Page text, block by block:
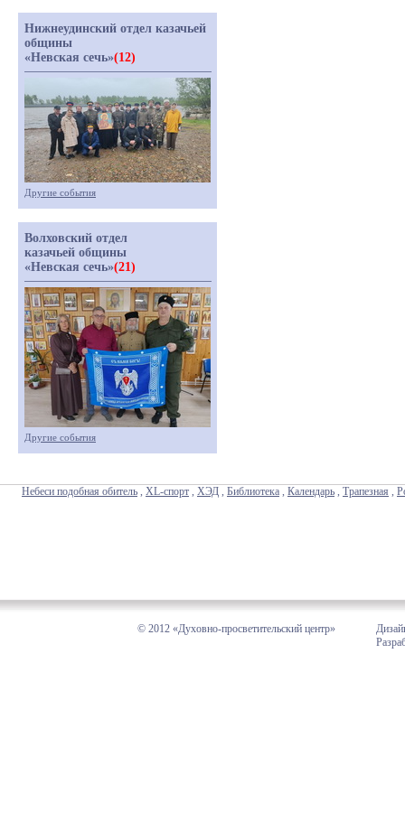
Нижнеудинский отдел казачьей
общины
«Невская сечь»(12)
Другие события
Волховский отдел
казачьей общины
«Невская сечь»(21)
Другие события
Небеси подобная обитель , XL-спорт , ХЭД , Библиотека , Календарь , Трапезная ,
© 2012 «Духовно-просветительский центр»